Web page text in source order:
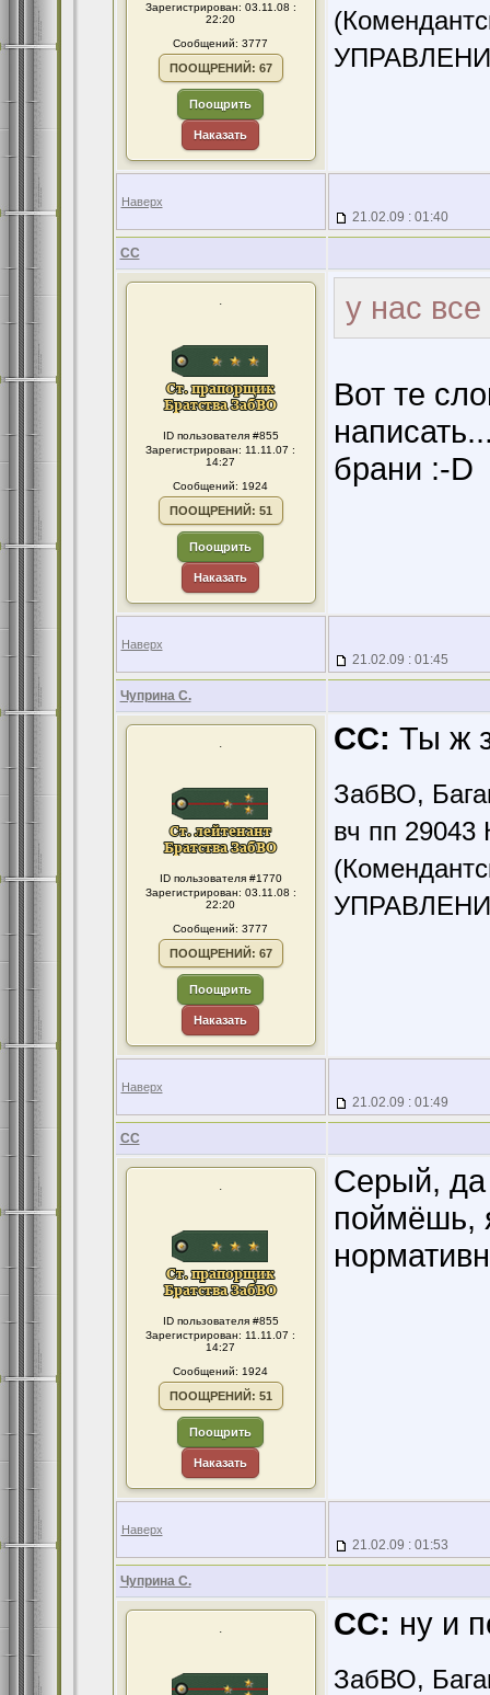
Зарегистрирован: 03.11.08 :
22:20
Сообщений: 3777
ПООЩРЕНИЙ: 67
Поощрить
Наказать
Наверх
21.02.09 : 01:40
CC
.
ID пользователя #855
Зарегистрирован: 11.11.07 :
14:27
Сообщений: 1924
ПООЩРЕНИЙ: 51
Поощрить
Наказать
у нас
Вот те
брани :-D
Наверх
21.02.09 : 01:45
Чуприна С.
.
ID пользователя #1770
Зарегистрирован: 03.11.08 :
22:20
Сообщений: 3777
ПООЩРЕНИЙ: 67
Поощрить
Наказать
CC: Ты ж
ЗабВО,
вч пп 29043
Наверх
21.02.09 : 01:49
CC
.
ID пользователя #855
Зарегистрирован: 11.11.07 :
14:27
Сообщений: 1924
ПООЩРЕНИЙ: 51
Поощрить
Наказать
Серый, да
поймёшь,
Наверх
21.02.09 : 01:53
Чуприна С.
. CC: ну и
ЗабВО,